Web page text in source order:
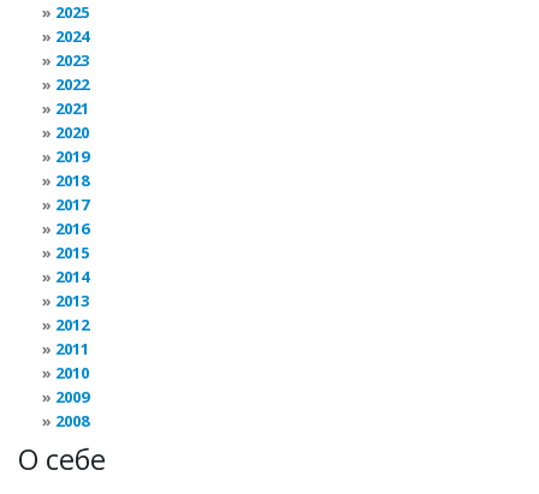
2025
2024
2023
2022
2021
2020
2019
2018
2017
2016
2015
2014
2013
2012
2011
2010
2009
2008
О себе